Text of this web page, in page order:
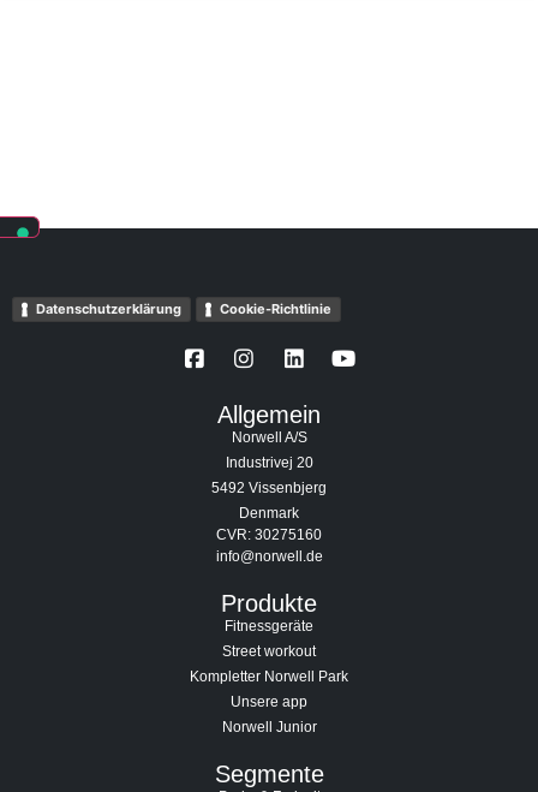
Datenschutzerklärung Cookie-Richtlinie
Allgemein
Norwell A/S
Industrivej 20
5492 Vissenbjerg
Denmark
CVR: 30275160
info@norwell.de
Produkte
Fitnessgeräte
Street workout
Kompletter Norwell Park
Unsere app
Norwell Junior
Segmente